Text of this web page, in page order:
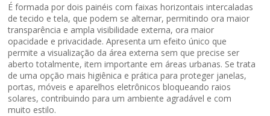
É formada por dois painéis com faixas horizontais intercaladas
de tecido e tela, que podem se alternar, permitindo ora maior
transparência e ampla visibilidade externa, ora maior
opacidade e privacidade. Apresenta um efeito único que
permite a visualização da área externa sem que precise ser
aberto totalmente, item importante em áreas urbanas. Se trata
de uma opção mais higiênica e prática para proteger janelas,
portas, móveis e aparelhos eletrônicos bloqueando raios
solares, contribuindo para um ambiente agradável e com
muito estilo.